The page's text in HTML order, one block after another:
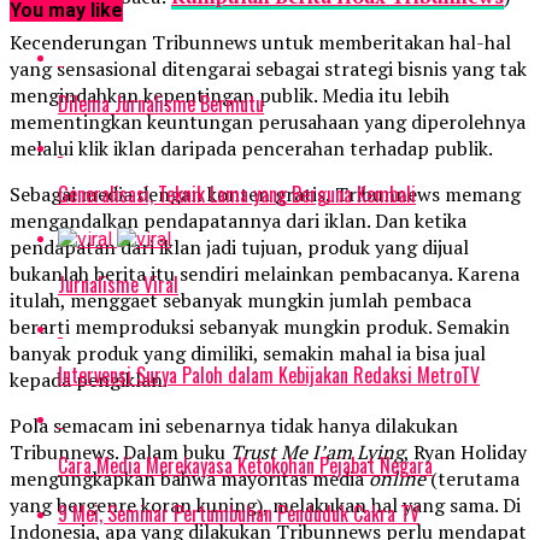
Kecenderungan Tribunnews untuk memberitakan hal-hal
yang sensasional ditengarai sebagai strategi bisnis yang tak
mengindahkan kepentingan publik. Media itu lebih
mementingkan keuntungan perusahaan yang diperolehnya
melalui klik iklan daripada pencerahan terhadap publik.
Sebagai media dengan konten gratis, Tribunnews memang
mengandalkan pendapatannya dari iklan. Dan ketika
pendapatan dari iklan jadi tujuan, produk yang dijual
bukanlah berita itu sendiri melainkan pembacanya. Karena
itulah, menggaet sebanyak mungkin jumlah pembaca
berarti memproduksi sebanyak mungkin produk. Semakin
banyak produk yang dimiliki, semakin mahal ia bisa jual
kepada pengiklan.
Pola semacam ini sebenarnya tidak hanya dilakukan
Tribunnews. Dalam buku Trust Me I’am Lying, Ryan Holiday
mengungkapkan bahwa mayoritas mediaonline(terutama
yang bergenre koran kuning), melakukan hal yang sama. Di
Indonesia, apa yang dilakukan Tribunnews perlu mendapat
You may like
Dilema Jurnalisme Bermutu
Generalisasi, Teknik Lama yang Berguna Kembali
Jurnalisme Viral
Intervensi Surya Paloh dalam Kebijakan Redaksi MetroTV
Cara Media Merekayasa Ketokohan Pejabat Negara
9 Mei, Seminar Pertumbuhan Penduduk Cakra TV